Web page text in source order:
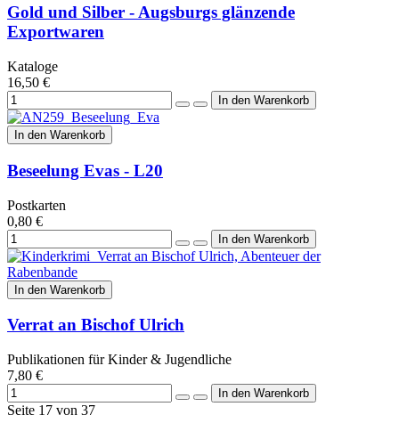
Gold und Silber - Augsburgs glänzende
Exportwaren
Kataloge
16,50 €
In den Warenkorb
Beseelung Evas - L20
Postkarten
0,80 €
In den Warenkorb
Verrat an Bischof Ulrich
Publikationen für Kinder & Jugendliche
7,80 €
Seite 17 von 37